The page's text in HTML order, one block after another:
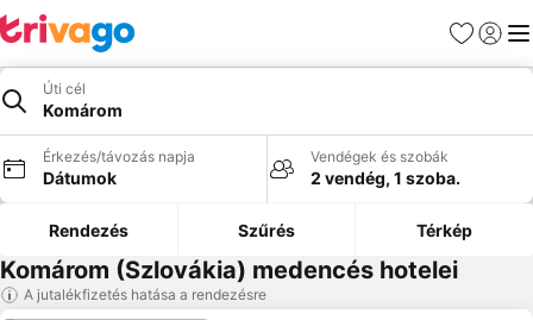
Kedvencek
Úti cél
Komárom
Érkezés/távozás napja
Dátumok
Vendégek és szobák
2 vendég, 1 szoba.
Rendezés Szűrés Térkép
Komárom (Szlovákia) medencés hotelei
A jutalékfizetés hatása a rendezésre